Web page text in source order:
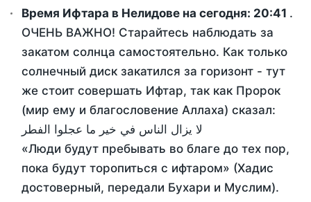
Время Ифтара в Нелидове на сегодня: 20:41 .
ОЧЕНЬ ВАЖНО! Старайтесь наблюдать за
закатом солнца самостоятельно. Как только
солнечный диск закатился за горизонт - тут
же стоит совершать Ифтар, так как Пророк
(мир ему и благословение Аллаха) сказал:
لا يزال الناس في خير ما عجلوا الفطر
«Люди будут пребывать во благе до тех пор,
пока будут торопиться с ифтаром» (Хадис
достоверный, передали Бухари и Муслим).